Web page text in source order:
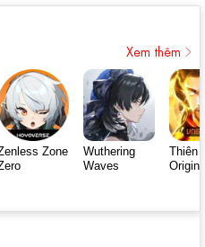
Xem thêm
Zone
Wuthering
Waves
Thiên
Origin